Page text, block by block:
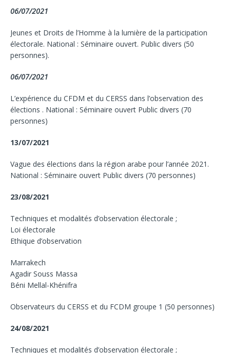
06/07/2021
Jeunes et Droits de l’Homme à la lumière de la participation
électorale. National : Séminaire ouvert. Public divers (50
personnes).
06/07/2021
L’expérience du CFDM et du CERSS dans l’observation des
élections . National : Séminaire ouvert Public divers (70
personnes)
13/07/2021
Vague des élections dans la région arabe pour l’année 2021.
National : Séminaire ouvert Public divers (70 personnes)
23/08/2021
Techniques et modalités d’observation électorale ;
Loi électorale
Ethique d’observation
Marrakech
Agadir Souss Massa
Béni Mellal-Khénifra
Observateurs du CERSS et du FCDM groupe 1 (50 personnes)
24/08/2021
Techniques et modalités d’observation électorale ;